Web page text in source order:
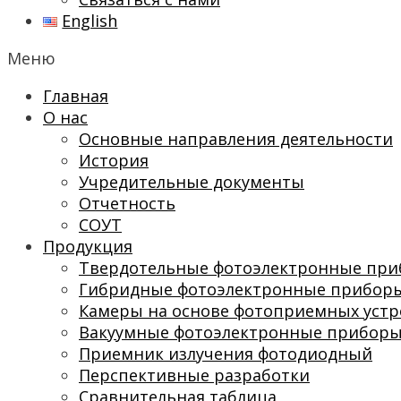
English
Меню
Главная
О нас
Основные направления деятельности
История
Учредительные документы
Отчетность
СОУТ
Продукция
Твердотельные фотоэлектронные
Гибридные фотоэлектронные
Камеры на основе фотоприемных
Вакуумные фотоэлектронные приборы
Приемник излучения фотодиодный
Перспективные разработки
Сравнительная таблица